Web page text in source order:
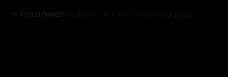
Prostřeno!